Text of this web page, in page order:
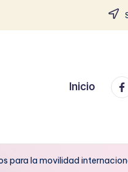
Inicio
para la movilidad